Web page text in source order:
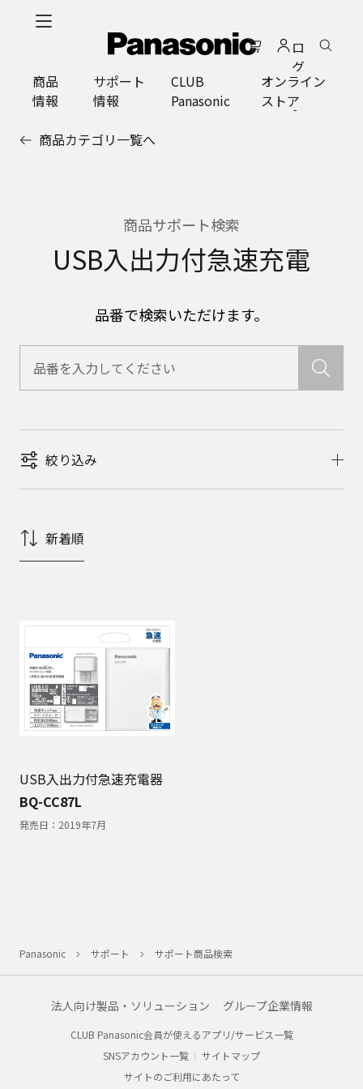
ロ
グ
イ
ン
商品
情報
サポート
情報
CLUB
Panasonic
オンライン
ストア
商品カテゴリ一覧へ
商品サポート検索
USB入出力付急速充電
品番で検索いただけます。
絞り込み
新着順
USB入出力付急速充電器
BQ-CC87L
発売日： 2019年7月
Panasonic サポート サポート商品検索
法人向け製品・ソリューション グループ企業情報
CLUB Panasonic会員が使えるアプリ/サービス一覧
SNSアカウント一覧
サイトマップ
サイトのご利用にあたって